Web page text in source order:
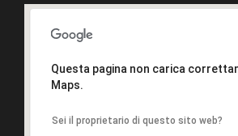
Questa pagina non carica
Maps.
Sei il proprietario di questo sito web?